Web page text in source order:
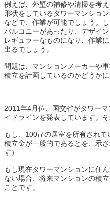
例えば、外壁の補修や清掃を考
形状をしているタワーマンショ
などで、作業が可能でしょう。
バルコニーがあったり、デザイ
レギュラーなものになり、作業
出るでしょう。
問題は、マンションメーカーや
積立を計画しているのかどうかに
2011年4月位、国交省がタワー
イドラインを発表しています。
もし、100㎡の居室を所有され
積立金が一般的であるとを、示
す）
もし現在タワーマンションに住
ない場合、将来マンションの積
ことです。